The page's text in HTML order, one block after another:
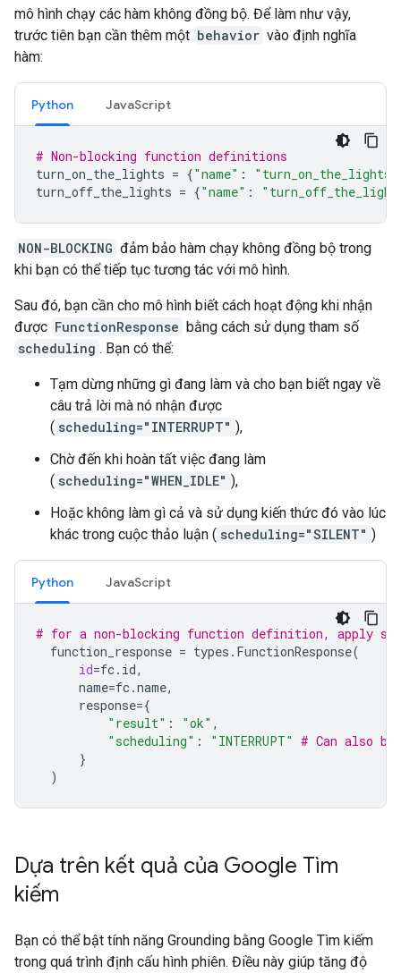
mô hình chạy các hàm không đồng bộ. Để làm như vậy,
trước tiên bạn cần thêm một behavior vào định nghĩa
hàm:
Python JavaScript
# Non-blocking function definitions
turn_on_the_lights = {"name" : "turn_on_the_lights"
turn_off_the_lights = {"name" :
NON-BLOCKING đảm bảo hàm chạy không đồng bộ trong
khi bạn có thể tiếp tục tương tác với mô hình.
Sau đó, bạn cần cho mô hình biết cách hoạt động khi nhận
được FunctionResponse bằng cách sử dụng tham số
scheduling . Bạn có thể:
Tạm dừng những gì đang làm và cho bạn biết ngay về
câu trả lời mà nó nhận được
( scheduling="INTERRUPT" ),
Chờ đến khi hoàn tất việc đang làm
( scheduling="WHEN_IDLE" ),
Hoặc không làm gì cả và sử dụng kiến thức đó vào lúc
khác trong cuộc thảo luận ( scheduling="SILENT" )
Python JavaScript
# for a non-blocking function definition, apply
function_response = types . FunctionResponse(
id=fc. id,
name=fc.name,
response={
"result" : "ok" ,
"scheduling" : "INTERRUPT" # Can also be
}
)
Dựa trên kết quả của Google Tìm
kiếm
Bạn có thể bật tính năng Grounding bằng Google Tìm kiếm
trong quá trình định cấu hình phiên. Điều này giúp tăng độ